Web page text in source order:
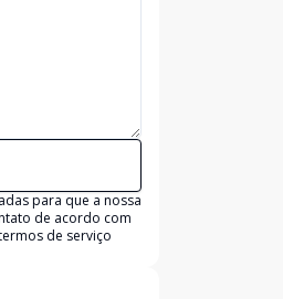
para que a nossa
de acordo com
de serviço